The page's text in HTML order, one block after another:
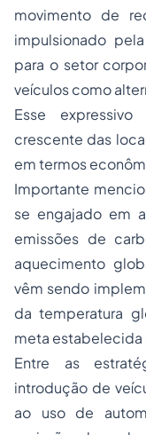
movimento de
impulsionado
para o setor
veículos como
Esse
crescente das
em termos
Importante
se engajado em
emissões de
aquecimento
vêm sendo
da temperatura
meta estabelecida
Entre as
introdução de
ao uso de